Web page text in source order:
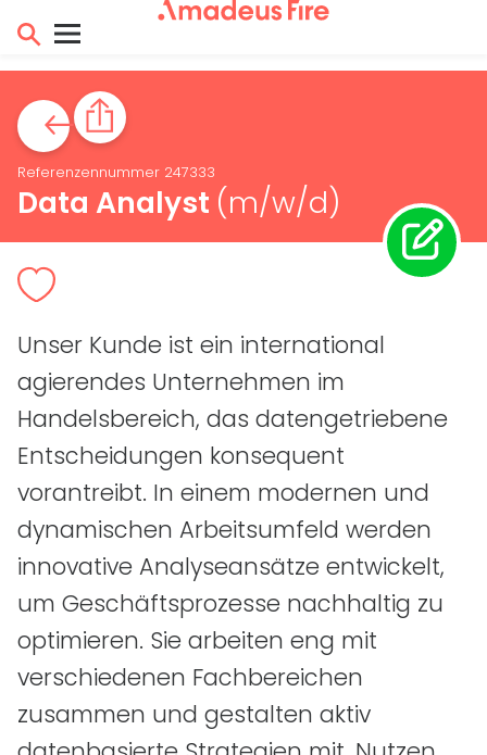
Referenzennummer 247333
Data Analyst (m/w/d)
Unser Kunde ist ein international
agierendes Unternehmen im
Handelsbereich, das datengetriebene
Entscheidungen konsequent
vorantreibt. In einem modernen und
dynamischen Arbeitsumfeld werden
innovative Analyseansätze entwickelt,
um Geschäftsprozesse nachhaltig zu
optimieren. Sie arbeiten eng mit
verschiedenen Fachbereichen
zusammen und gestalten aktiv